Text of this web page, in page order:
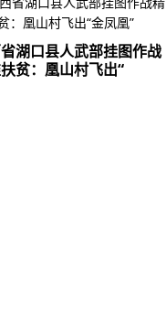
湖口县人武部挂图作战
贫：凰山村飞出“